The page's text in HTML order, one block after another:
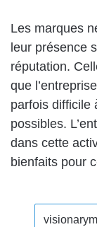
Les marques
leur présence
réputation.
que
parfois difficile
possibles.
dans cette
bienfaits pour